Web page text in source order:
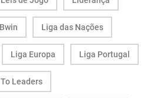
Liga das Nações
Liga Europa Liga Portugal
Leaders